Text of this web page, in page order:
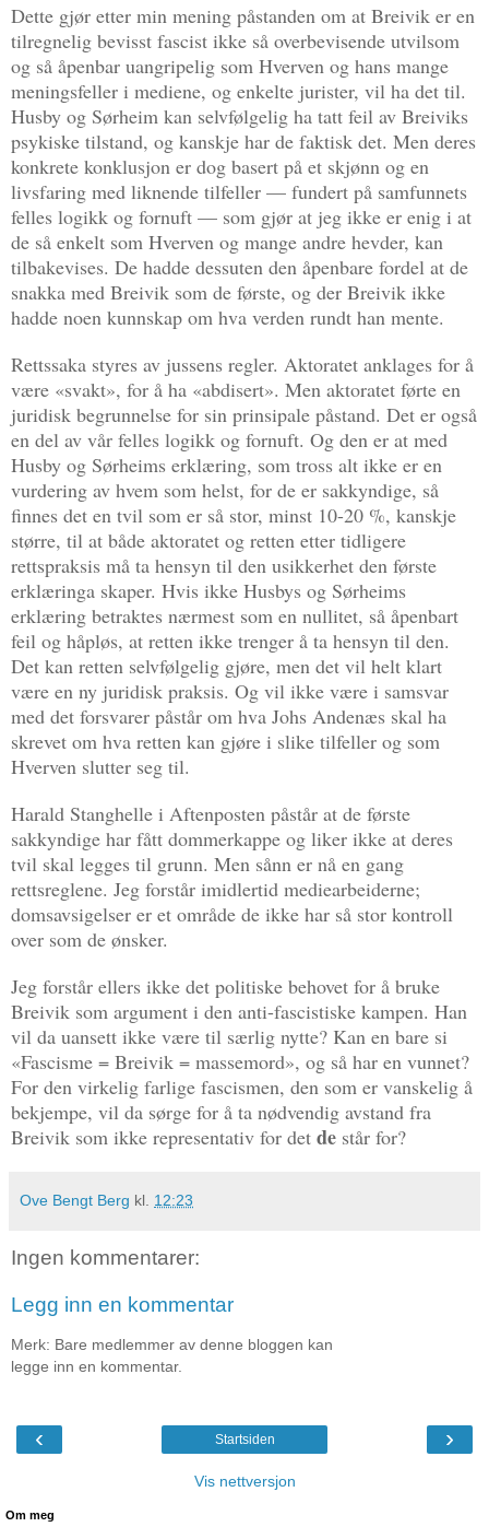
Dette gjør etter min mening påstanden om at Breivik er en
tilregnelig bevisst fascist ikke så overbevisende utvilsom
og så åpenbar uangripelig som Hverven og hans mange
meningsfeller i mediene, og enkelte jurister, vil ha det til.
Husby og Sørheim kan selvfølgelig ha tatt feil av Breiviks
psykiske tilstand, og kanskje har de faktisk det. Men deres
konkrete konklusjon er dog basert på et skjønn og en
livsfaring med liknende tilfeller — fundert på samfunnets
felles logikk og fornuft — som gjør at jeg ikke er enig i at
de så enkelt som Hverven og mange andre hevder, kan
tilbakevises. De hadde dessuten den åpenbare fordel at de
snakka med Breivik som de første, og der Breivik ikke
hadde noen kunnskap om hva verden rundt han mente.
Rettssaka styres av jussens regler. Aktoratet anklages for å
være «svakt», for å ha «abdisert». Men aktoratet førte en
juridisk begrunnelse for sin prinsipale påstand. Det er også
en del av vår felles logikk og fornuft. Og den er at med
Husby og Sørheims erklæring, som tross alt ikke er en
vurdering av hvem som helst, for de er sakkyndige, så
finnes det en tvil som er så stor, minst 10-20 %, kanskje
større, til at både aktoratet og retten etter tidligere
rettspraksis må ta hensyn til den usikkerhet den første
erklæringa skaper. Hvis ikke Husbys og Sørheims
erklæring betraktes nærmest som en nullitet, så åpenbart
feil og håpløs, at retten ikke trenger å ta hensyn til den.
Det kan retten selvfølgelig gjøre, men det vil helt klart
være en ny juridisk praksis. Og vil ikke være i samsvar
med det forsvarer påstår om hva Johs Andenæs skal ha
skrevet om hva retten kan gjøre i slike tilfeller og som
Hverven slutter seg til.
Harald Stanghelle i Aftenposten påstår at de første
sakkyndige har fått dommerkappe og liker ikke at deres
tvil skal legges til grunn. Men sånn er nå en gang
rettsreglene. Jeg forstår imidlertid mediearbeiderne;
domsavsigelser er et område de ikke har så stor kontroll
over som de ønsker.
Jeg forstår ellers ikke det politiske behovet for å bruke
Breivik som argument i den anti-fascistiske kampen. Han
vil da uansett ikke være til særlig nytte? Kan en bare si
«Fascisme = Breivik = massemord», og så har en vunnet?
For den virkelig farlige fascismen, den som er vanskelig å
bekjempe, vil da sørge for å ta nødvendig avstand fra
Breivik som ikke representativ for det de står for?
Ove Bengt Berg kl. 12:23
Ingen kommentarer:
Legg inn en kommentar
Merk: Bare medlemmer av denne bloggen kan
legge inn en kommentar.
‹ ›
Startsiden
Vis nettversjon
Om meg